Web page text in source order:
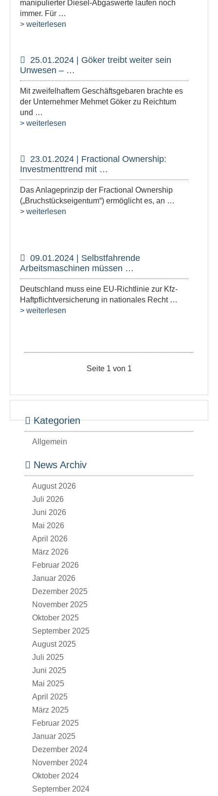
manipulierter Diesel-Abgaswerte laufen noch
immer. Für …
> weiterlesen
25.01.2024 | Göker treibt weiter sein
Unwesen – …
Mit zweifelhaftem Geschäftsgebaren brachte es
der Unternehmer Mehmet Göker zu Reichtum
und …
> weiterlesen
23.01.2024 | Fractional Ownership:
Investmenttrend mit …
Das Anlageprinzip der Fractional Ownership
(„Bruchstückseigentum“) ermöglicht es, an …
> weiterlesen
09.01.2024 | Selbstfahrende
Arbeitsmaschinen müssen …
Deutschland muss eine EU-Richtlinie zur Kfz-
Haftpflichtversicherung in nationales Recht …
> weiterlesen
Seite 1 von 1
Kategorien
Allgemein
News Archiv
August 2026
Juli 2026
Juni 2026
Mai 2026
April 2026
März 2026
Februar 2026
Januar 2026
Dezember 2025
November 2025
Oktober 2025
September 2025
August 2025
Juli 2025
Juni 2025
Mai 2025
April 2025
März 2025
Februar 2025
Januar 2025
Dezember 2024
November 2024
Oktober 2024
September 2024